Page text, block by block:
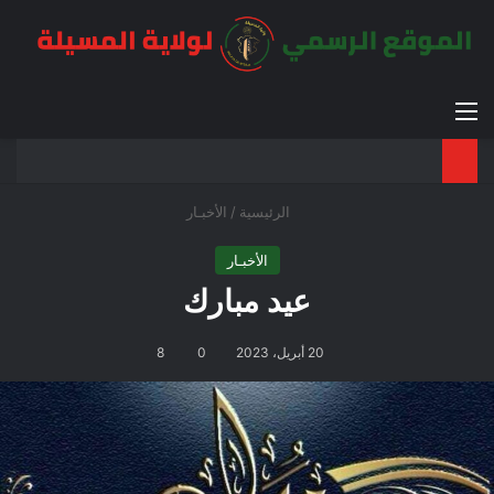
الرئيسية / الأخبـار
الأخبـار
عيد مبارك
20 أبريل، 2023 0
8